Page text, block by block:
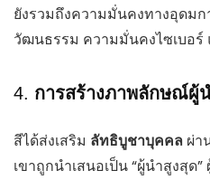
ยังรวมถึงความมั่นคงทางอุดม
วัฒนธรรม ความมั่นคงไซเบอ
4. การสร้างภาพลักษณ์ผู้
สีได้ส่งเสริม ลัทธิบูชาบุคคล ผ่า
เขาถูกนำเสนอเป็น “ผู้นำสูงสุ